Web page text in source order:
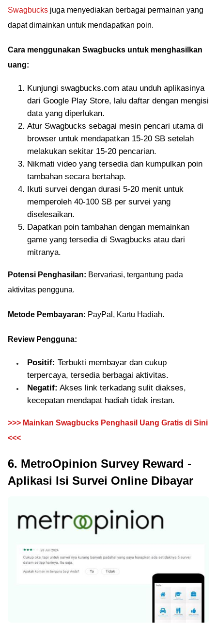
Swagbucks juga menyediakan berbagai permainan yang
dapat dimainkan untuk mendapatkan poin.
Cara menggunakan Swagbucks untuk menghasilkan
uang:
Kunjungi swagbucks.com atau unduh aplikasinya
dari Google Play Store, lalu daftar dengan mengisi
data yang diperlukan.
Atur Swagbucks sebagai mesin pencari utama di
browser untuk mendapatkan 15-20 SB setelah
melakukan sekitar 15-20 pencarian.
Nikmati video yang tersedia dan kumpulkan poin
tambahan secara bertahap.
Ikuti survei dengan durasi 5-20 menit untuk
memperoleh 40-100 SB per survei yang
diselesaikan.
Dapatkan poin tambahan dengan memainkan
game yang tersedia di Swagbucks atau dari
mitranya.
Potensi Penghasilan: Bervariasi, tergantung pada
aktivitas pengguna.
Metode Pembayaran: PayPal, Kartu Hadiah.
Review Pengguna:
Positif: Terbukti membayar dan cukup
terpercaya, tersedia berbagai aktivitas.
Negatif: Akses link terkadang sulit diakses,
kecepatan mendapat hadiah tidak instan.
>>> Mainkan Swagbucks Penghasil Uang Gratis di Sini
<<<
6. MetroOpinion Survey Reward -
Aplikasi Isi Survei Online Dibayar